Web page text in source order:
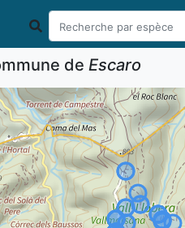
de Escaro